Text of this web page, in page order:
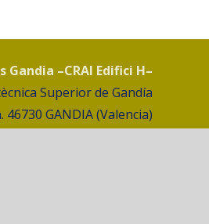
–CRAI Edifici H–
Superior de Gandía
46730 GANDIA (Valencia)